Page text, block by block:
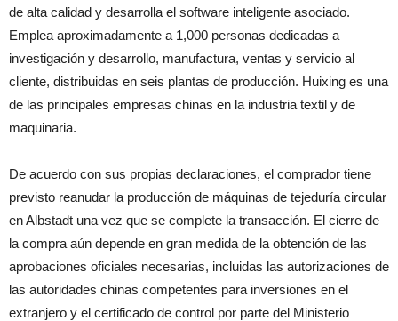
de alta calidad y desarrolla el software inteligente asociado.
Emplea aproximadamente a 1,000 personas dedicadas a
investigación y desarrollo, manufactura, ventas y servicio al
cliente, distribuidas en seis plantas de producción. Huixing es una
de las principales empresas chinas en la industria textil y de
maquinaria.
De acuerdo con sus propias declaraciones, el comprador tiene
previsto reanudar la producción de máquinas de tejeduría circular
en Albstadt una vez que se complete la transacción. El cierre de
la compra aún depende en gran medida de la obtención de las
aprobaciones oficiales necesarias, incluidas las autorizaciones de
las autoridades chinas competentes para inversiones en el
extranjero y el certificado de control por parte del Ministerio